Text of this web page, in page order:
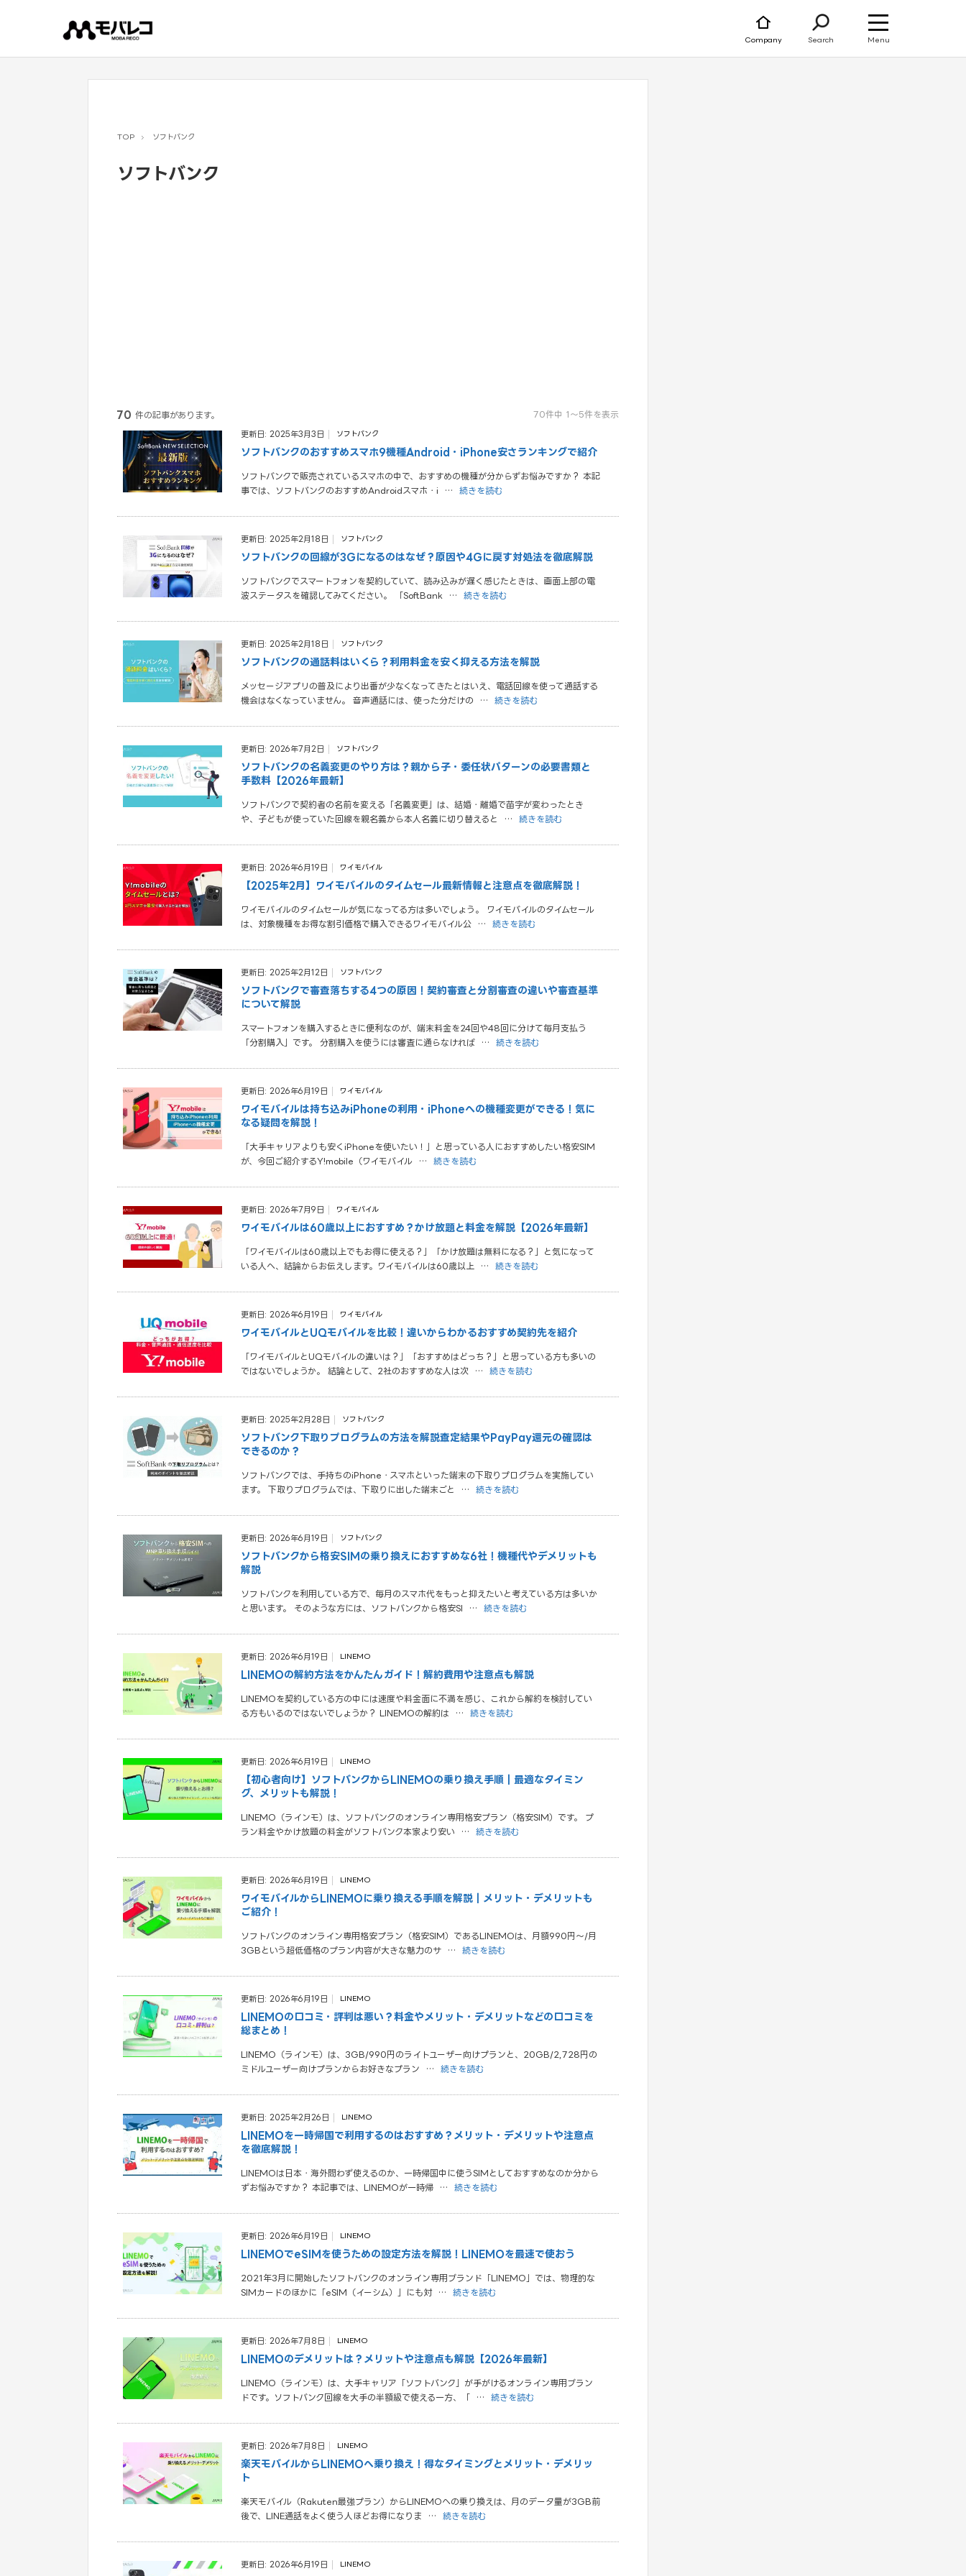
ス
Company Search Menu
TOP ソフトバンク
ソフトバンク
70 件の記事があります。 70件中 1～5件を表示
更新日: 2025年3月3日 ソフトバンク
ソフトバンクのおすすめスマホ9機種│Android・iPhone安さランキングで紹介
ソフトバンクで販売されているスマホの中で、おすすめの機種が分からずお悩みですか？ 本記
事では、ソフトバンクのおすすめAndroidスマホ・i
… 続きを読む
更新日: 2025年2月18日 ソフトバンク
ソフトバンクの回線が3Gになるのはなぜ？原因や4Gに戻す対処法を徹底解説
ソフトバンクでスマートフォンを契約していて、読み込みが遅く感じたときは、画面上部の電
波ステータスを確認してみてください。 「SoftBank
… 続きを読む
更新日: 2025年2月18日 ソフトバンク
ソフトバンクの通話料はいくら？利用料金を安く抑える方法を解説
メッセージアプリの普及により出番が少なくなってきたとはいえ、電話回線を使って通話する
機会はなくなっていません。 音声通話には、使った分だけの
… 続きを読む
更新日: 2026年7月2日 ソフトバンク
ソフトバンクの名義変更のやり方は？親から子・委任状パターンの必要書類と
手数料【2026年最新】
ソフトバンクで契約者の名前を変える「名義変更」は、結婚・離婚で苗字が変わったとき
や、子どもが使っていた回線を親名義から本人名義に切り替えると
… 続きを読む
更新日: 2026年6月19日 ワイモバイル
【2025年2月】ワイモバイルのタイムセール最新情報と注意点を徹底解説！
ワイモバイルのタイムセールが気になってる方は多いでしょう。 ワイモバイルのタイムセール
は、対象機種をお得な割引価格で購入できるワイモバイル公
… 続きを読む
更新日: 2025年2月12日 ソフトバンク
ソフトバンクで審査落ちする4つの原因！契約審査と分割審査の違いや審査基準
について解説
スマートフォンを購入するときに便利なのが、端末料金を24回や48回に分けて毎月支払う
「分割購入」です。 分割購入を使うには審査に通らなければ
… 続きを読む
更新日: 2026年6月19日 ワイモバイル
ワイモバイルは持ち込みiPhoneの利用・iPhoneへの機種変更ができる！気に
なる疑問を解説！
「大手キャリアよりも安くiPhoneを使いたい！」と思っている人におすすめしたい格安SIM
が、今回ご紹介するY!mobile（ワイモバイル
… 続きを読む
更新日: 2026年7月9日 ワイモバイル
ワイモバイルは60歳以上におすすめ？かけ放題と料金を解説【2026年最新】
「ワイモバイルは60歳以上でもお得に使える？」「かけ放題は無料になる？」と気になって
いる人へ、結論からお伝えします。ワイモバイルは60歳以上
… 続きを読む
更新日: 2026年6月19日 ワイモバイル
ワイモバイルとUQモバイルを比較！違いからわかるおすすめ契約先を紹介
「ワイモバイルとUQモバイルの違いは？」「おすすめはどっち？」と思っている方も多いの
ではないでしょうか。 結論として、2社のおすすめな人は次
… 続きを読む
更新日: 2025年2月28日 ソフトバンク
ソフトバンク下取りプログラムの方法を解説│査定結果やPayPay還元の確認は
できるのか？
ソフトバンクでは、手持ちのiPhone・スマホといった端末の下取りプログラムを実施してい
ます。 下取りプログラムでは、下取りに出した端末ごと
… 続きを読む
更新日: 2026年6月19日 ソフトバンク
ソフトバンクから格安SIMの乗り換えにおすすめな6社！機種代やデメリットも
解説
ソフトバンクを利用している方で、毎月のスマホ代をもっと抑えたいと考えている方は多いか
と思います。 そのような方には、ソフトバンクから格安SI
… 続きを読む
更新日: 2026年6月19日 LINEMO
LINEMOの解約方法をかんたんガイド！解約費用や注意点も解説
LINEMOを契約している方の中には速度や料金面に不満を感じ、これから解約を検討してい
る方もいるのではないでしょうか？ LINEMOの解約は
… 続きを読む
更新日: 2026年6月19日 LINEMO
【初心者向け】ソフトバンクからLINEMOの乗り換え手順｜最適なタイミン
グ、メリットも解説！
LINEMO（ラインモ）は、ソフトバンクのオンライン専用格安プラン（格安SIM）です。 プ
ラン料金やかけ放題の料金がソフトバンク本家より安い
… 続きを読む
更新日: 2026年6月19日 LINEMO
ワイモバイルからLINEMOに乗り換える手順を解説｜メリット・デメリットも
ご紹介！
ソフトバンクのオンライン専用格安プラン（格安SIM）であるLINEMOは、月額990円〜/月
3GBという超低価格のプラン内容が大きな魅力のサ
… 続きを読む
更新日: 2026年6月19日 LINEMO
LINEMOの口コミ・評判は悪い？料金やメリット・デメリットなどの口コミを
総まとめ！
LINEMO（ラインモ）は、3GB/990円のライトユーザー向けプランと、20GB/2,728円の
ミドルユーザー向けプランからお好きなプラン
… 続きを読む
更新日: 2025年2月26日 LINEMO
LINEMOを一時帰国で利用するのはおすすめ？メリット・デメリットや注意点
を徹底解説！
LINEMOは日本・海外問わず使えるのか、一時帰国中に使うSIMとしておすすめなのか分から
ずお悩みですか？ 本記事では、LINEMOが一時帰
… 続きを読む
更新日: 2026年6月19日 LINEMO
LINEMOでeSIMを使うための設定方法を解説！LINEMOを最速で使おう
2021年3月に開始したソフトバンクのオンライン専用ブランド「LINEMO」では、物理的な
SIMカードのほかに「eSIM（イーシム）」にも対
… 続きを読む
更新日: 2026年7月8日 LINEMO
LINEMOのデメリットは？メリットや注意点も解説【2026年最新】
LINEMO（ラインモ）は、大手キャリア「ソフトバンク」が手がけるオンライン専用ブラン
ドです。ソフトバンク回線を大手の半額級で使える一方、「
… 続きを読む
更新日: 2026年7月8日 LINEMO
楽天モバイルからLINEMOへ乗り換え！得なタイミングとメリット・デメリッ
ト
楽天モバイル（Rakuten最強プラン）からLINEMOへの乗り換えは、月のデータ量が3GB前
後で、LINE通話をよく使う人ほどお得になりま
… 続きを読む
更新日: 2026年6月19日 LINEMO